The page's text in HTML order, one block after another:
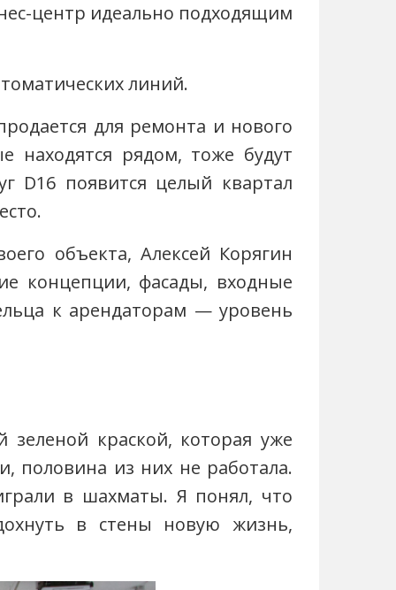
центр идеально подходящим
линий.
для ремонта и нового
находятся рядом, тоже будут
D16 появится целый квартал
объекта, Алексей Корягин
концепции, фасады, входные
к арендаторам — уровень
краской, которая уже
половина из них не работала.
в шахматы. Я понял, что
в стены новую жизнь,